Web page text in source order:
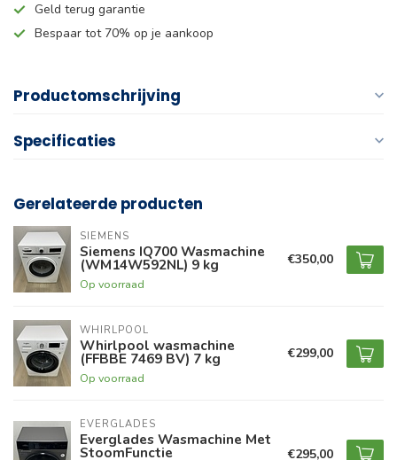
Geld terug garantie
Bespaar tot 70% op je aankoop
Productomschrijving
Specificaties
Gerelateerde producten
SIEMENS
Siemens IQ700 Wasmachine
(WM14W592NL) 9 kg
Op voorraad
€350,00
WHIRLPOOL
Whirlpool wasmachine
(FFBBE 7469 BV) 7 kg
Op voorraad
€299,00
EVERGLADES
Everglades Wasmachine Met
StoomFunctie €295,00